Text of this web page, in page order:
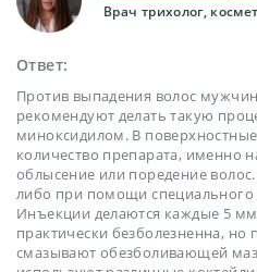
Врач трихолог,
Ответ:
Против выпадения волос
рекомендуют делать такую
миноксидилом. В
количество препарата, именно
облысение или поредение
либо при помощи специального
Инъекции делаются каждые 5
практически безболезненна,
смазывают обезболивающей